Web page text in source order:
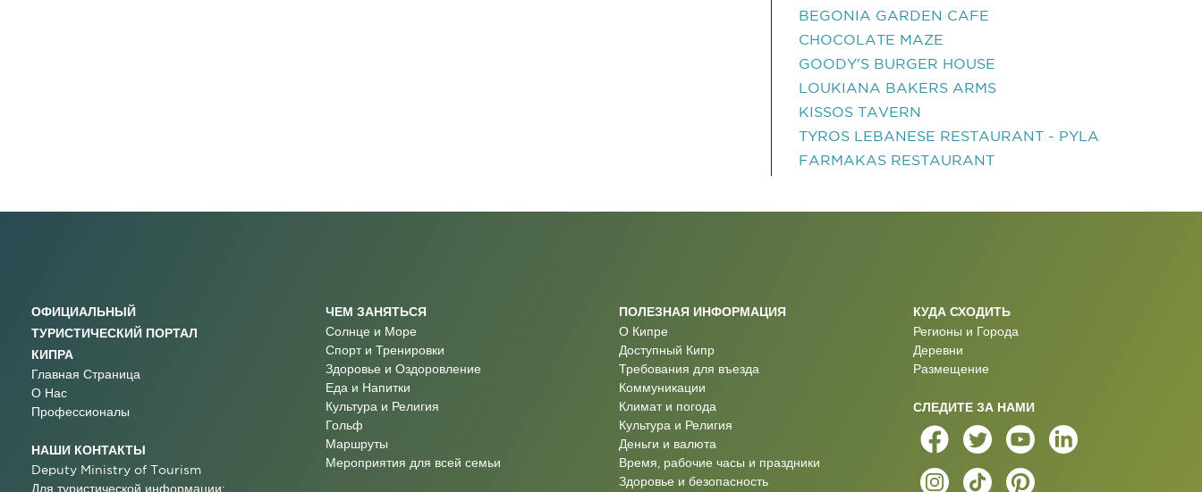
BEGONIA GARDEN CAFE
CHOCOLATE MAZE
GOODY'S BURGER HOUSE
LOUKIANA BAKERS ARMS
KISSOS TAVERN
TYROS LEBANESE RESTAURANT - PYLA
FARMAKAS RESTAURANT
ОФИЦИАЛЬНЫЙ
ТУРИСТИЧЕСКИЙ ПОРТАЛ
КИПРА
Главная Страница
О Нас
Профессионалы
НАШИ КОНТАКТЫ
Deputy Ministry of Tourism
Для туристической информации:
ЧЕМ ЗАНЯТЬСЯ
Солнце и Море
Спорт и Тренировки
Здоровье и Оздоровление
Еда и Напитки
Культура и Религия
Гольф
Маршруты
Мероприятия для всей семьи
ПОЛЕЗНАЯ ИНФОРМАЦИЯ
О Кипре
Доступный Кипр
Требования для въезда
Коммуникации
Климат и погода
Культура и Религия
Деньги и валюта
Время, рабочие часы и праздники
Здоровье и безопасность
КУДА СХОДИТЬ
Регионы и Города
Деревни
Размещение
СЛЕДИТЕ ЗА НАМИ